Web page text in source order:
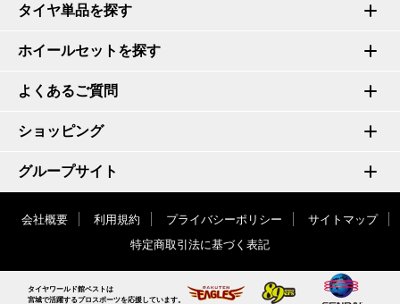
タイヤ単品を探す
ホイールセットを探す
よくあるご質問
ショッピング
グループサイト
会社概要 利用規約 プライバシーポリシー
サイトマップ
特定商取引法に基づく表記
タイヤワールド館ベストは
宮城で活躍するプロスポーツを応援しています。